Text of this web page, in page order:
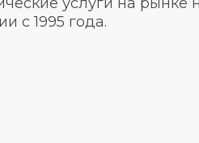
с 1995 года.